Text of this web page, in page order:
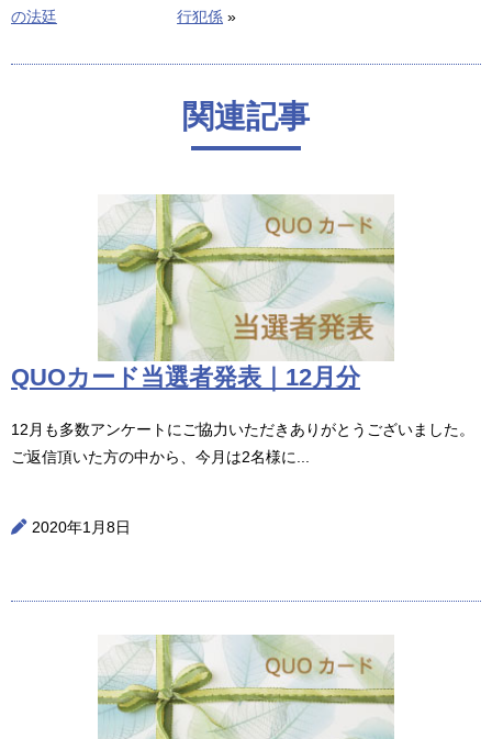
の法廷
行犯係 »
関連記事
QUOカード当選者発表｜12月分
12月も多数アンケートにご協力いただきありがとうございました。
ご返信頂いた方の中から、今月は2名様に...
2020年1月8日